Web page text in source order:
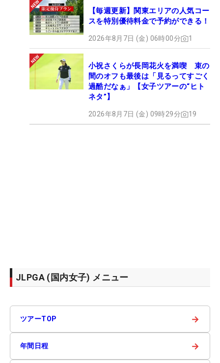
【毎週更新】関東エリアの人気コー
スを特別優待料金で予約ができる！
2026年8月7日 (金) 06時00分 1
小祝さくらが長岡花火を満喫 束の
間のオフも最後は「見るってすごく
過酷だなぁ」【女子ツアーの“ヒト
ネタ”】
2026年8月7日 (金) 09時29分 19
JLPGA (国内女子) メニュー
ツアーTOP →
年間日程 →